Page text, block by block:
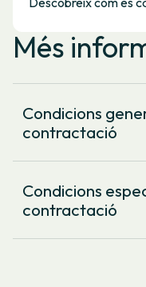
Més
Condicions
contractació
Condicions
contractació